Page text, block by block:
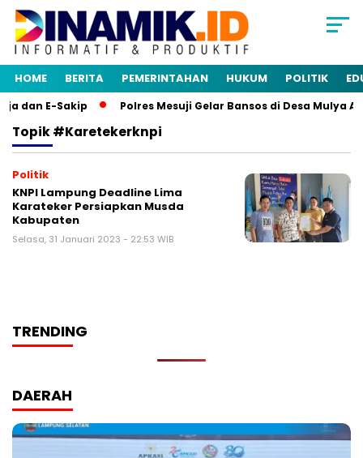
HOME BERITA PEMERINTAHAN HUKUM POLITIK
dan E-Sakip Polres Mesuji Gelar Bansos di Desa Mulya
Topik#karetekerknpi
Politik
KNPI Lampung Deadline Lima
Karateker Persiapkan Musda
Kabupaten
Selasa, 31 Januari 2023 - 22:53 WIB
TRENDING
DAERAH